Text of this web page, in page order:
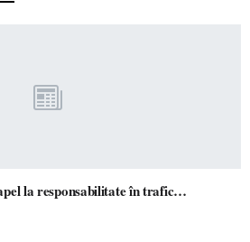
Polițiștii sătmăreni fac apel la responsabilitate în trafic…